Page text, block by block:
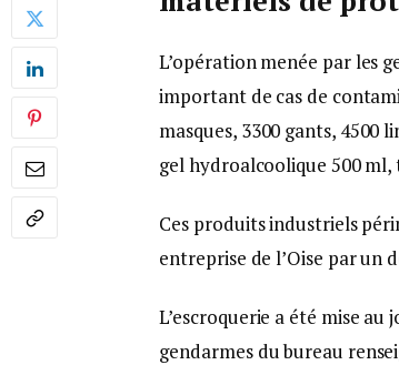
L’opération menée par les
important de cas de
masques, 3300 gants, 4500
gel hydroalcoolique 500 ml,
Ces produits industriels
entreprise de l’Oise par un
L’escroquerie a été mise
gendarmes du bureau